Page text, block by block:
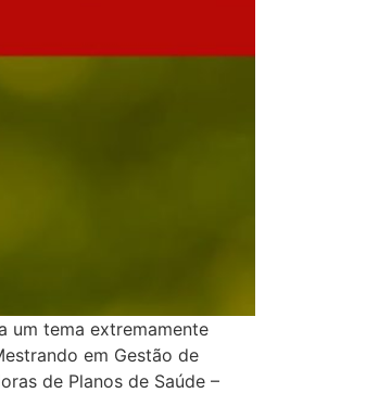
um tema extremamente
em Gestão de
de Planos de Saúde –